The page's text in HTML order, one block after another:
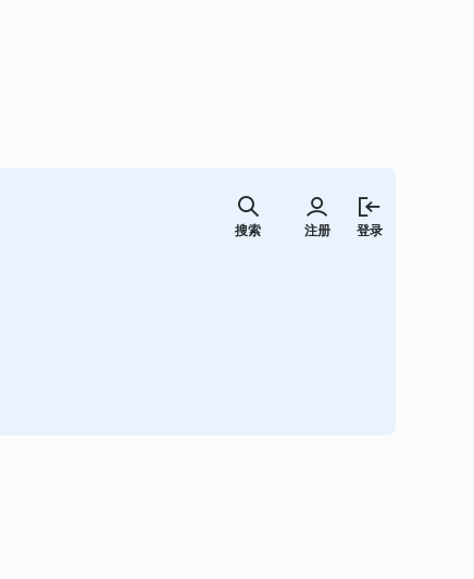
注册 登录
搜索